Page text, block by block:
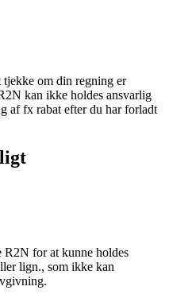
tjekke om din regning er
kan ikke holdes ansvarlig
af fx rabat efter du har forladt
R2N for at kunne holdes
lign., som ikke kan